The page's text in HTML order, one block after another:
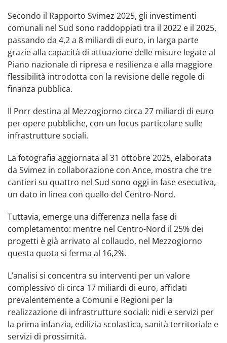
Secondo il Rapporto Svimez 2025, gli investimenti
comunali nel Sud sono raddoppiati tra il 2022 e il 2025,
passando da 4,2 a 8 miliardi di euro, in larga parte
grazie alla capacità di attuazione delle misure legate al
Piano nazionale di ripresa e resilienza e alla maggiore
flessibilità introdotta con la revisione delle regole di
finanza pubblica.
Il Pnrr destina al Mezzogiorno circa 27 miliardi di euro
per opere pubbliche, con un focus particolare sulle
infrastrutture sociali.
La fotografia aggiornata al 31 ottobre 2025, elaborata
da Svimez in collaborazione con Ance, mostra che tre
cantieri su quattro nel Sud sono oggi in fase esecutiva,
un dato in linea con quello del Centro-Nord.
Tuttavia, emerge una differenza nella fase di
completamento: mentre nel Centro-Nord il 25% dei
progetti è già arrivato al collaudo, nel Mezzogiorno
questa quota si ferma al 16,2%.
L’analisi si concentra su interventi per un valore
complessivo di circa 17 miliardi di euro, affidati
prevalentemente a Comuni e Regioni per la
realizzazione di infrastrutture sociali: nidi e servizi per
la prima infanzia, edilizia scolastica, sanità territoriale e
servizi di prossimità.